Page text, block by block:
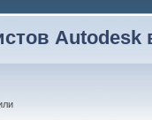
Autodesk